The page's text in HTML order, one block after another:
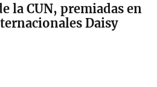
la CUN, premiadas en
Daisy